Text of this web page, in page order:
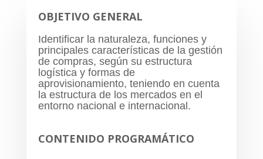
OBJETIVO GENERAL
Identificar la naturaleza, funciones y
principales características de la gestión
de compras, según su estructura
logística y formas de
aprovisionamiento, teniendo en cuenta
la estructura de los mercados en el
entorno nacional e internacional.
CONTENIDO PROGRAMÁTICO